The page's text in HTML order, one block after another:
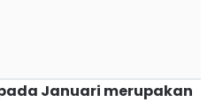
Januari merupakan